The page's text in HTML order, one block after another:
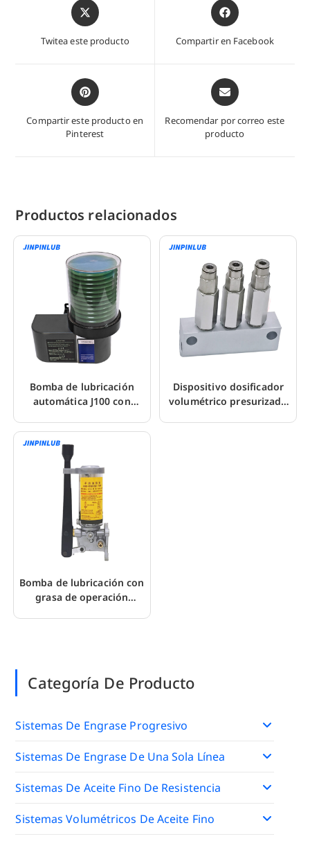
Abre
en
nueva
Twitea este producto
Abre
en
nueva
Compartir en Facebook
Abre
en
nueva
Compartir este producto en
Pinterest
Abre
en
nueva
Recomendar por correo este
producto
Productos relacionados
Bomba de lubricación
automática J100 con
llenado
Dispositivo dosificador
volumétrico presurizado
Bomba de lubricación con
grasa de operación
Categoría De Producto
Sistemas De Engrase Progresivo
Sistemas De Engrase De Una Sola Línea
Sistemas De Aceite Fino De Resistencia
Sistemas Volumétricos De Aceite Fino